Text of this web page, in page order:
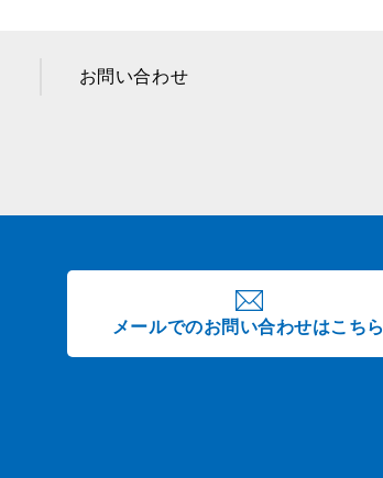
お問い合わせ
メールでのお問い合わせはこちら